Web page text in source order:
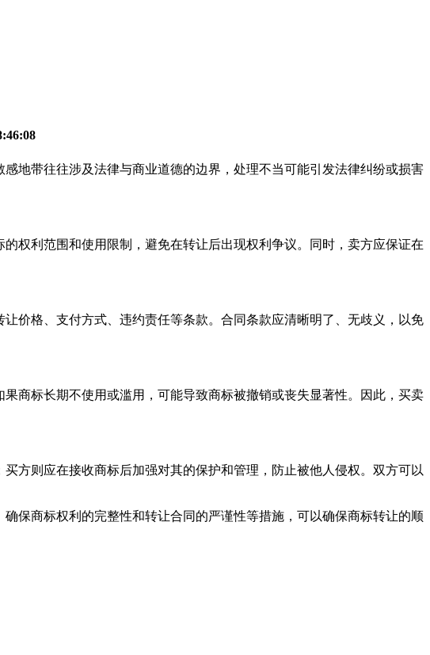
地带往往涉及法律与商业道德的边界，处理不当可能引发法律纠纷或损害
权利范围和使用限制，避免在转让后出现权利争议。同时，卖方应保证在
价格、支付方式、违约责任等条款。合同条款应清晰明了、无歧义，以免
商标长期不使用或滥用，可能导致商标被撤销或丧失显著性。因此，买卖
方则应在接收商标后加强对其的保护和管理，防止被他人侵权。双方可以
保商标权利的完整性和转让合同的严谨性等措施，可以确保商标转让的顺